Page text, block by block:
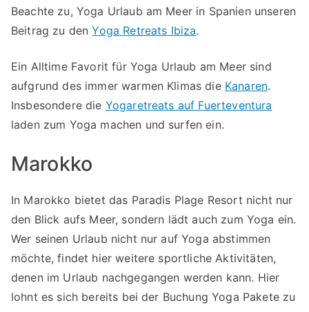
Beachte zu, Yoga Urlaub am Meer in Spanien unseren
Beitrag zu denYoga Retreats Ibiza.
Ein Alltime Favorit für Yoga Urlaub am Meer sind
aufgrund des immer warmen Klimas die Kanaren.
Insbesondere die Yogaretreats auf Fuerteventura
laden zum Yoga machen und surfen ein.
Marokko
In Marokko bietet das Paradis Plage Resort nicht nur
den Blick aufs Meer, sondern lädt auch zum Yoga ein.
Wer seinen Urlaub nicht nur auf Yoga abstimmen
möchte, findet hier weitere sportliche Aktivitäten,
denen im Urlaub nachgegangen werden kann. Hier
lohnt es sich bereits bei der Buchung Yoga Pakete zu